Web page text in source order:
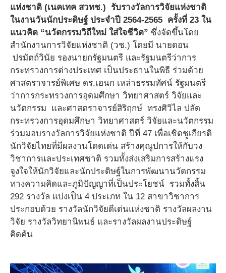
แห่งชาติ (เนคเทค สวทช.) รับรางวัลการวิจัยแห่งชาติ
ในงานวันนักประดิษฐ์ ประจำปี 2564-2565 ครั้งที่ 23 ใน
แนวคิด “นวัตกรรมวิถีใหม่ ใส่ใจชีวิต” ซึ่งจัดขึ้นโดย
สำนักงานการวิจัยแห่งชาติ (วช.) โดยมี นายดอน
ปรมัตถ์วินัย รองนายกรัฐมนตรี และรัฐมนตรีว่าการ
กระทรวงการต่างประเทศ เป็นประธานในพิธี ร่วมด้วย
ศาสตราจารย์พิเศษ ดร.เอนก เหล่าธรรมทัศน์ รัฐมนตรี
ว่าการกระทรวงการอุดมศึกษา วิทยาศาสตร์ วิจัยและ
นวัตกรรม และศาสตราจารย์สิริฤกษ์ ทรงศิวิไล ปลัด
กระทรวงการอุดมศึกษา วิทยาศาสตร์ วิจัยและนวัตกรรม
ร่วมมอบรางวัลการวิจัยแห่งชาติ ปีที่ 47 เพื่อเชิดชูเกียรติ
นักวิจัยไทยที่มีผลงานโดดเด่น สร้างคุณูปการให้กับวง
วิชาการและประเทศชาติ รวมทั้งส่งเสริมการสร้างแรง
จูงใจให้นักวิจัยและนักประดิษฐ์ในการพัฒนานวัตกรรม
ทางความคิดและภูมิปัญญาที่เป็นประโยชน์ รวมทั้งสิ้น
292 รางวัล แบ่งเป็น 4 ประเภท ใน 12 สาขาวิชาการ
ประกอบด้วย รางวัลนักวิจัยดีเด่นแห่งชาติ รางวัลผลงาน
วิจัย รางวัลวิทยานิพนธ์ และรางวัลผลงานประดิษฐ์
คิดค้น